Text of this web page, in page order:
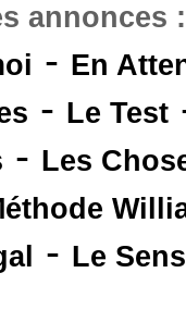
annonces
- En
- Le Test
- Les
- Le